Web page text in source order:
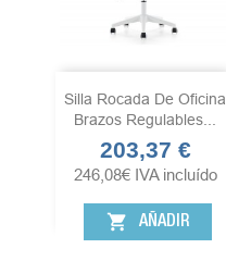
Silla Rocada De Oficina
Brazos Regulables...
Precio
203,37 €
246,08€ IVA incluído
shopping_cart AÑADIR